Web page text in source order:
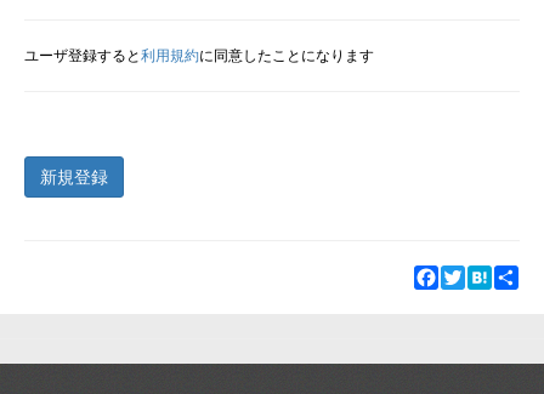
ユーザ登録すると利用規約に同意したことになります
新規登録
Facebook
TwitterHatena